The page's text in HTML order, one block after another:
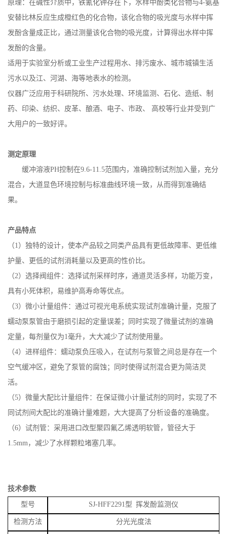
原理：在碱性介质中，铁氰化钾存在下，水样中酚类化合物与4-氨基
安替比林反应生成橙红色的化合物，该化合物的吸光度与水样中挥
发酚含量成正比，通过测量该化合物的吸光度，计算得出水样中挥
发酚的含量。
适用于实验室分析或工业生产过程用水、排污废水、城市城镇生活
污水以及江、河湖、海等地表水的检测。
仪器广泛应用于科研院所、污水处理、环境监测、石化、造纸、制
药、印染、纺织、皮革、酿酒、电子、市政、
高校等行业并受到广
大用户的一致好评。
测定原理
缓冲溶液PH控制在9.6-11.5范围内， 准确控制试剂加入量，充分
混合，大道显色环境控制与标准曲线环境一致，从而得到准确结
果。
产品特点
（1）独特的设计，使本产品较之同类产品具有更低故障率、更低维
护量、更低的试剂消耗量以及更高的性价比。
（2）选择阀组件：选择试剂采样时序，通道灵活多样，功能万变，
具有小死体积，易维护高寿命等优点。
（3）微小计量组件：通过可视光电系统实现试剂准确计量，克服了
蠕动泵泵管由于磨损引起的定量误差；同时实现了微量试剂的准确
定量，每剂量仅为1毫升，大大减少了试剂使用量。
（4）进样组件：蠕动泵负压吸入，在试剂与泵管之间总是存在一个
空气缓冲区，避免了泵管的腐蚀；同时使得试剂混合更为简洁灵
活。
（5）微量大配比计量组件：在保证微小计量试剂的同时，实现了不
同试剂间大配比的准确计量难题，大大提高了分析设备的准确度。
（6） 试剂管：采用进口改型聚四氟乙烯透明软管，管径大于
1.5mm，减少了水样颗粒堵塞几率。
技术参数
型号 SJ-HFF2291 型 挥发酚监测仪
检测方法 分光光度法